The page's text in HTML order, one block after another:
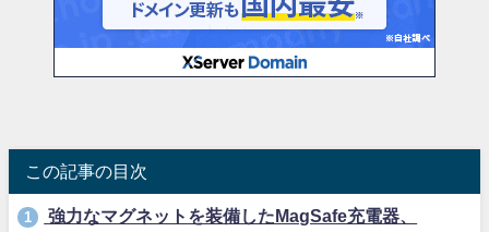
この記事の目次
1
強力なマグネットを装備したMagSafe充電器、